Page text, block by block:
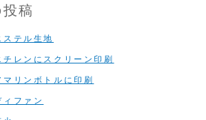
稿
ステル生地
チレンにスクリーン印刷
マリンボトルに印刷
ィファン